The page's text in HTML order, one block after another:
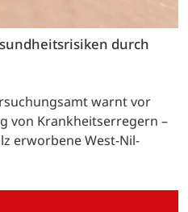
durch
warnt vor
von Krankheitserregern –
erworbene West-Nil-